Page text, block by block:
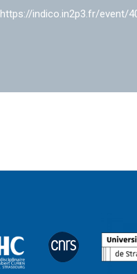
https://indico.in2p3.fr/event/